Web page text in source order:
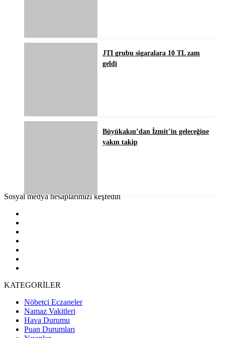
JTI grubu sigaralara 10 TL zam
geldi
Büyükakın’dan İzmit’in geleceğine
yakın takip
Sosyal medya hesaplarımızı keşfedin
KATEGORİLER
Nöbetçi Eczaneler
Namaz Vakitleri
Hava Durumu
Puan Durumları